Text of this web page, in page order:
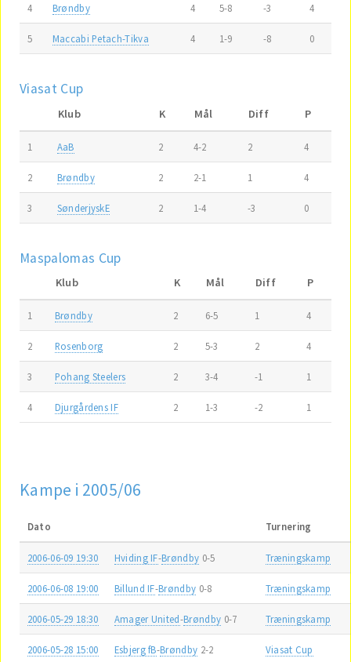
4 Brøndby 4 5-8 -3 4
5 Maccabi Petach-Tikva 4 1-9 -8 0
Viasat Cup
Klub K Mål Diff P
1 AaB 2 4-2 2 4
2 Brøndby 2 2-1 1 4
3 SønderjyskE 2 1-4 -3 0
Maspalomas Cup
Klub K Mål Diff P
1 Brøndby 2 6-5 1 4
2 Rosenborg 2 5-3 2 4
3 Pohang Steelers 2 3-4 -1 1
4 Djurgårdens IF 2 1-3 -2 1
Kampe i 2005/06
Dato Turnering
2006-06-09 19:30 Hviding IF-Brøndby 0-5 Træningskamp
2006-06-08 19:00 Billund IF-Brøndby 0-8 Træningskamp
2006-05-29 18:30 Amager United-Brøndby 0-7 Træningskamp
2006-05-28 15:00 Esbjerg fB-Brøndby 2-2 Viasat Cup